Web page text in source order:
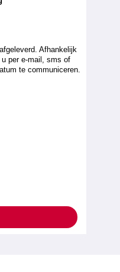
Afhankelijk
per e-mail, sms of
te communiceren.